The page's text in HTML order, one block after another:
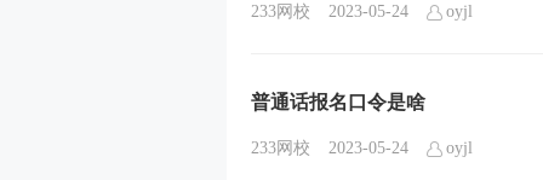
233网校 2023-05-24 oyjl
普通话报名口令是啥
233网校 2023-05-24 oyjl